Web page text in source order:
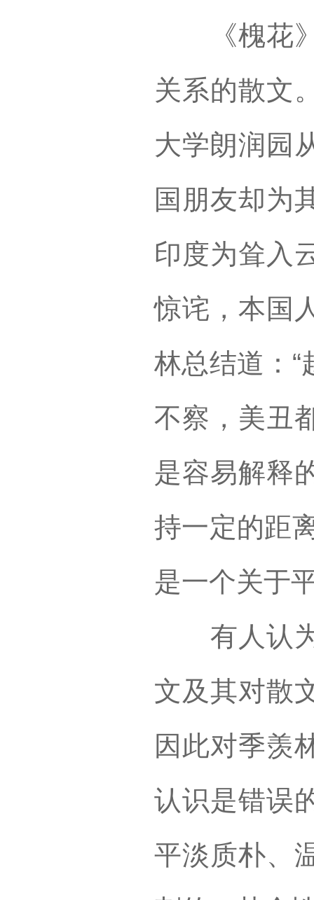
《槐花》
关系的散文
大学朗润园
国朋友却为
印度为耸入
惊诧，本国
林总结道：
不察，美丑
是容易解释
持一定的距
是一个关于
有人认为
文及其对散
因此对季羡
认识是错误
平淡质朴、